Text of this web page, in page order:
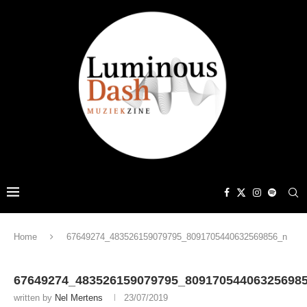
Home 67649274_483526159079795_8091705440632569856_n
written by Nel Mertens 23/07/2019